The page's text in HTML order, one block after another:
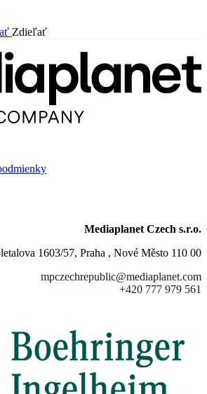
Zdieľať
Mediaplanet Czech s.r.o.
1603/57, Praha , Nové Město 110 00
mpczechrepublic@mediaplanet.com
+420 777 979 561